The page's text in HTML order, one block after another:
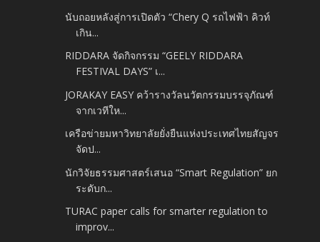
นับถอยหลังสู่การเปิดตัว “Chery Q รถไฟฟ้า คิวท์
เกิน...
RIDDARA จัดกิจกรรม “GEELY RIDDARA
FESTIVAL DAYS” เ...
JORAKAY EASY คว้ารางวัลนวัตกรรมบรรจุภัณฑ์
จากเวทีให...
เครือข่ายมหาวิทยาลัยยั่งยืนแห่งประเทศไทยสัญจร
จัดป...
นักวิจัยธรรมศาสตร์เสนอ “Smart Regulation” ยก
ระดับก...
TURAC paper calls for smarter regulation to
improv...